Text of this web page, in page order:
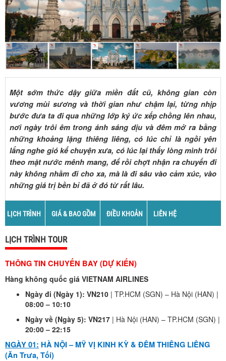
Một sớm thức dậy giữa miền đất cũ, không gian còn
vương mùi sương và thời gian như chậm lại, từng nhịp
bước đưa ta đi qua những lớp ký ức xếp chồng lên nhau,
nơi ngày trôi êm trong ánh sáng dịu và đêm mở ra bằng
những khoảng lặng thiêng liêng, có lúc chỉ là ngồi yên
lắng nghe gió kể chuyện xưa, có lúc lại thấy lòng mình trôi
theo mặt nước mênh mang, để rồi chợt nhận ra chuyến đi
này không nhằm đi cho xa, mà là đi sâu vào cảm xúc, vào
những giá trị bền bỉ đã ở đó từ rất lâu.
LỊCH TRÌNH GIÁ & BAO GỒM ĐIỀU KHOẢN LIÊN HỆ
LỊCH TRÌNH TOUR
THÔNG TIN CHUYẾN BAY (DỰ KIẾN)
Hàng không quốc giá VIETNAM AIRLINES
Ngày đi (Ngày 1): VN210 | TP.HCM (SGN) – Hà Nội (HAN) |
08:00 – 10:10
Ngày về (Ngày 5): VN217 | Hà Nội (HAN) – TP.HCM (SGN) |
20:00 – 22:15
NGÀY 01: HÀ NỘI – MỸ VỊ KINH KỲ & ĐÊM THIÊNG LIÊNG
(Ăn Trưa, Tối)